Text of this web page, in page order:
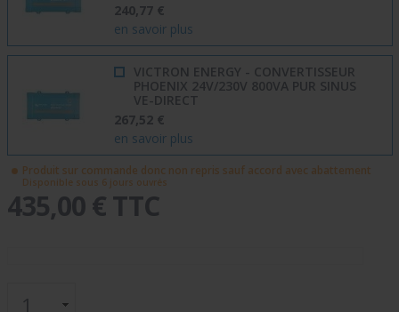
240,77 €
en savoir plus
VICTRON ENERGY - CONVERTISSEUR
PHOENIX 24V/230V 800VA PUR SINUS
VE-DIRECT
267,52 €
en savoir plus
Produit sur commande donc non repris sauf accord avec abattement
Disponible sous 6 jours ouvrés
435,00 € TTC